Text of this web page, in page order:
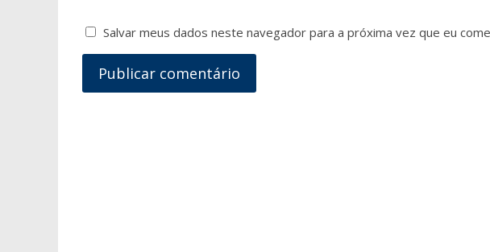
Salvar meus dados neste navegador para a próxima vez que eu